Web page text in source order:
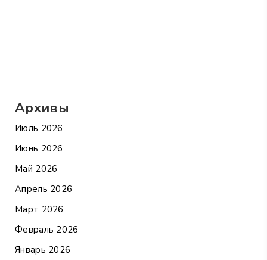
Архивы
Июль 2026
Июнь 2026
Май 2026
Апрель 2026
Март 2026
Февраль 2026
Январь 2026